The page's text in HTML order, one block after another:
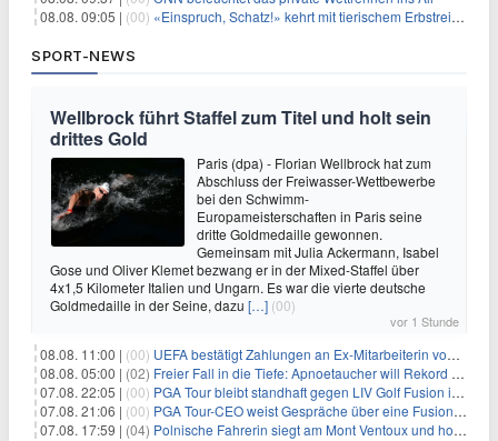
08.08. 09:05 | (00) «Einspruch, Schatz!» kehrt mit tierischem Erbstreit zurück
SPORT-NEWS
Wellbrock führt Staffel zum Titel und holt sein
drittes Gold
Paris (dpa) - Florian Wellbrock hat zum
Abschluss der Freiwasser-Wettbewerbe
bei den Schwimm-
Europameisterschaften in Paris seine
dritte Goldmedaille gewonnen.
Gemeinsam mit Julia Ackermann, Isabel
Gose und Oliver Klemet bezwang er in der Mixed-Staffel über
4x1,5 Kilometer Italien und Ungarn. Es war die vierte deutsche
Goldmedaille in der Seine, dazu […] (00)
vor 1 Stunde
08.08. 11:00 | (00) UEFA bestätigt Zahlungen an Ex-Mitarbeiterin von Infantino
08.08. 05:00 | (02) Freier Fall in die Tiefe: Apnoetaucher will Rekord brechen
07.08. 22:05 | (00) PGA Tour bleibt standhaft gegen LIV Golf Fusion in einem sich wandelnden Sportumfeld
07.08. 21:06 | (00) PGA Tour-CEO weist Gespräche über eine Fusion mit LIV Golf zurück und bekräftigt die Wettbewerbslandschaft
07.08. 17:59 | (04) Polnische Fahrerin siegt am Mont Ventoux und holt Tour-Gelb